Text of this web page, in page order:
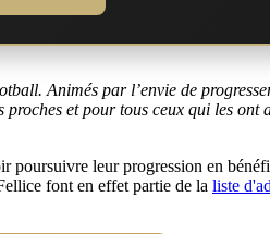
Animés par l’envie de
et pour tous ceux qui les
leur progression en
font en effet partie de la liste